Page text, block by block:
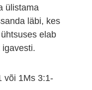
ülistama
läbi, kes
elab
või 1Ms 3:1-